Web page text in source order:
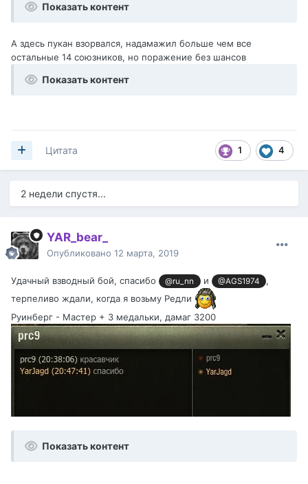
Показать контент
А здесь пукан взорвался, надамажил больше чем все
остальные 14 союзников, но поражение без шансов
Показать контент
1 4
Цитата
2 недели спустя...
YAR_bear_
Опубликовано 12 марта, 2019
Удачный взводный бой, спасибо @ru_nn и @AGS1974
,
терпеливо ждали, когда я возьму Редли
Руинберг - Мастер + 3 медальки, дамаг 3200
Показать контент